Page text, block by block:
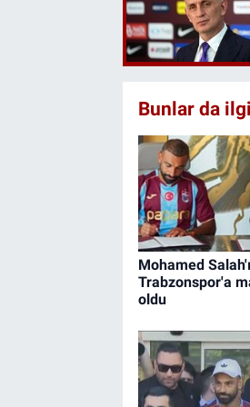
Bunlar da
Mohamed
Trabzonspor'a
oldu